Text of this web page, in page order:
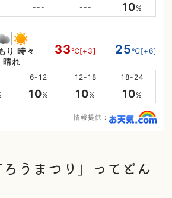
--- --- 10%
り 時々
晴れ
33℃[+3] 25℃[+6]
6-12 12-18 18-24
10% 10% 10%
情報提供：
ろうまつり」ってどん